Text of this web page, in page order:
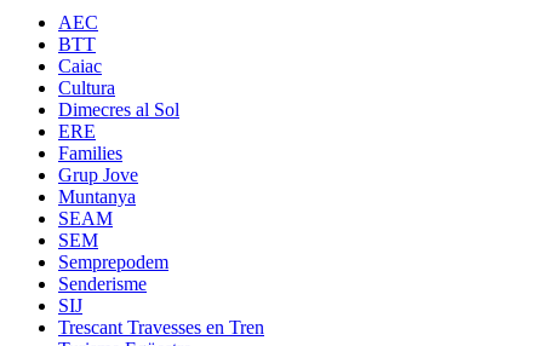
AEC
BTT
Caiac
Cultura
Dimecres al Sol
ERE
Families
Grup Jove
Muntanya
SEAM
SEM
Semprepodem
Senderisme
SIJ
Trescant Travesses en Tren